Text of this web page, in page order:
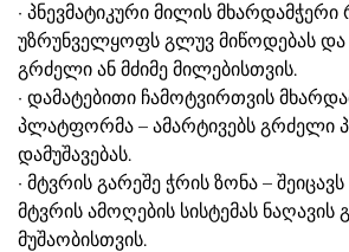
· პნევმატიკური მილის
უზრუნველყოფს გლუვ მიწოდებას და
გრძელი ან მძიმე მილებისთვის.
· დამატებითი ჩამოტვირთვის
პლატფორმა – ამარტივებს გრძელი
დამუშავებას.
· მტვრის გარეშე ჭრის ზონა –
მტვრის ამოღების სისტემას ნაღავის
მუშაობისთვის.